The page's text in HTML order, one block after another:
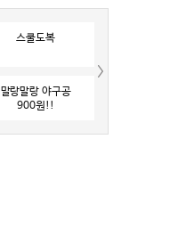
스쿨도복
말랑말랑 야구공
900원!!